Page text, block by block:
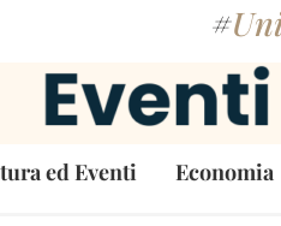
#
ed Eventi Economia